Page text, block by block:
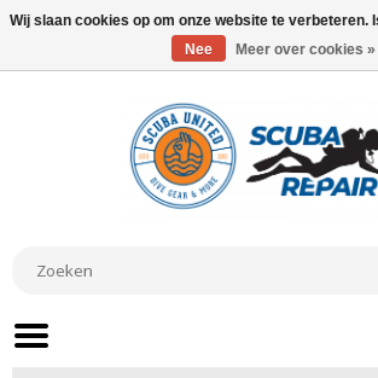
Wij slaan cookies op om onze website te verbeteren.
Nee
Meer over cookies »